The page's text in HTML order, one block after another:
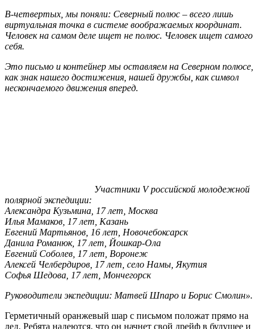
В-четвертых, мы поняли: Северный полюс – всего лишь
виртуальная точка в системе воображаемых координат.
Человек на самом деле ищет не полюс. Человек ищет самого
себя.
Это письмо и контейнер мы оставляем на Северном полюсе,
как знак нашего достижения, нашей дружбы, как символ
нескончаемого движения вперед.
Участники V российской молодежной
полярной экспедиции:
Александра Кузьмина, 17 лет, Москва
Илья Мамаков, 17 лет, Казань
Евгений Мартьянов, 16 лет, Новочебоксарск
Данила Романюк, 17 лет, Йошкар-Ола
Евгений Соболев, 17 лет, Воронеж
Алексей Челбердиров, 17 лет, село Намы, Якутия
Софья Шедова, 17 лет, Мончегорск
Руководители экспедиции: Матвей Шпаро и Борис Смолин».
Герметичный оранжевый шар с письмом положат прямо на
лед. Ребята надеются, что он начнет свой дрейф в будущее и